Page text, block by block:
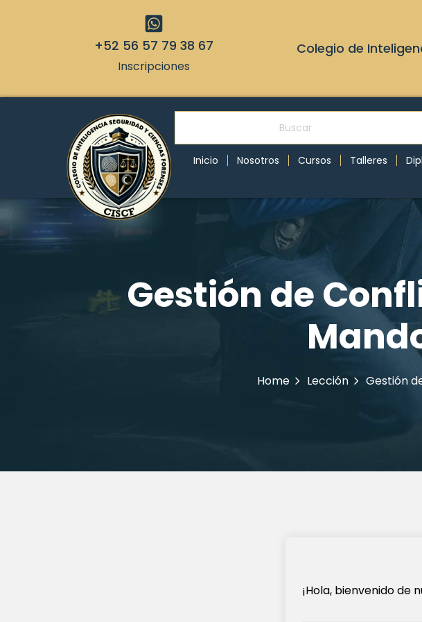
+52 56 57 79 38 67
Inscripciones
Colegio de
Inicio Nosotros Cursos Talleres
Gestión de
Home Lección Gestión
¡Hola, bienvenido de